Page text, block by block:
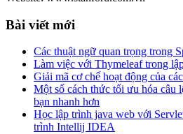
Bài viết mới
Các thuật ngữ quan trọng trong
Làm việc với Thymeleaf trong
Giải mã cơ chế hoạt động của
Một số cách thức tối ưu hóa câu
bạn nhanh hơn
Học lập trình java web với
trình Intellij IDEA